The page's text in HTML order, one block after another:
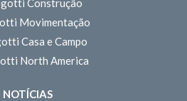
Construção
Movimentação
Casa e Campo
North America
NOTÍCIAS